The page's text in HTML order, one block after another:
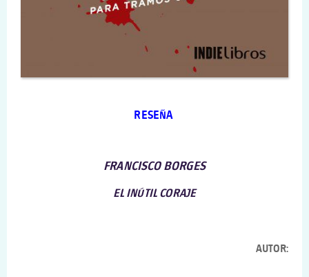
RESEÑA
FRANCISCO BORGES
EL INÚTIL CORAJE
AUTOR: